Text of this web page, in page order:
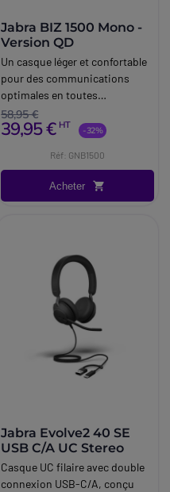
Jabra BIZ 1500 Mono -
Version QD
Un casque léger et confortable
pour des communications
optimales en toutes
circonstances.
58,95 €
39,95 € HT -32%
Réf: GNB1500
Acheter
Jabra Evolve2 40 SE
USB C/A UC Stereo
Casque UC filaire avec double
connexion USB-C/A, conçu